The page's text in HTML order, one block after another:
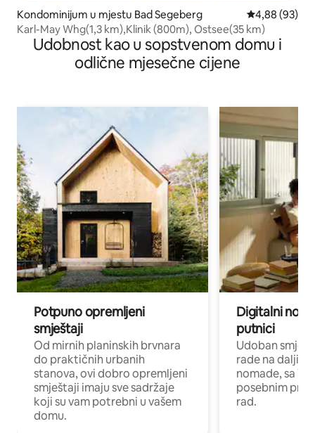
Kondominijum u mjestu Bad Segeberg prosječna
4,88 (93)
Karl-May Whg(1,3 km),Klinik (800m), Ostsee(35 km)
Udobnost kao u sopstvenom domu i
odlične mjesečne cijene
Potpuno opremljeni
smještaji
Od mirnih planinskih brvnara
do praktičnih urbanih
stanova, ovi dobro opremljeni
smještaji imaju sve sadržaje
koji su vam potrebni u vašem
domu.
Digitalni
putnici
Udoban
rade na
nomade, sa
posebnim
rad.